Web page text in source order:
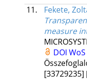
11.
Fekete,
measure
DOI WoS
[33729235]